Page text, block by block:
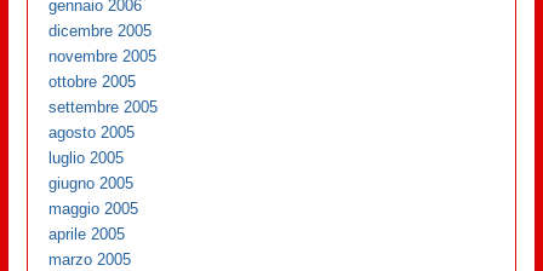
gennaio 2006
dicembre 2005
novembre 2005
ottobre 2005
settembre 2005
agosto 2005
luglio 2005
giugno 2005
maggio 2005
aprile 2005
marzo 2005